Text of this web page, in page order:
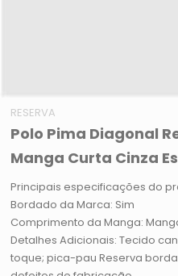
RESERVA
Polo Pima Diagonal
Manga Curta Cinza
Principais especificações do
Bordado da Marca: Sim
Comprimento da Manga:
Detalhes Adicionais: Tecido
toque; pica-pau Reserva